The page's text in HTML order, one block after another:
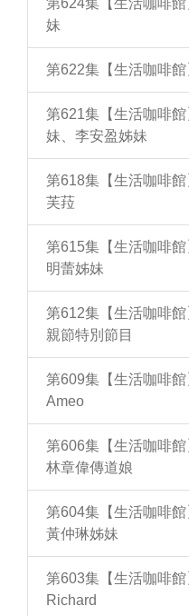
第624集【生活咖啡
妹
第622集【生活咖啡
第621集【生活咖啡
妹、李安盈姊妹
第618集【生活咖啡
芙菈
第615集【生活咖啡
明蕾姊妹
第612集【生活咖啡
親節特別節目
第609集【生活咖啡
Ameo
第606集【生活咖啡
林章偉傳道娘
第604集【生活咖啡
黃仲琳姊妹
第603集【生活咖啡
Richard